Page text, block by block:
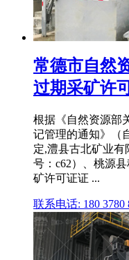
常德市自然
过期采矿许
根据《自然资源部
记管理的通知》（
定,澧县古北矿业
号：c62）、桃源
矿许可证证 ...
联系电话: 180 3780